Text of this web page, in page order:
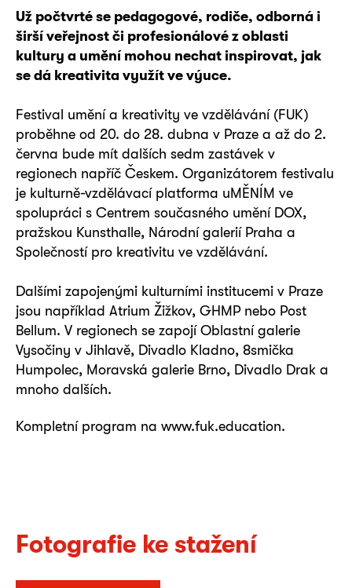
Už počtvrté se pedagogové, rodiče, odborná i
širší veřejnost či profesionálové z oblasti
kultury a umění mohou nechat inspirovat, jak
se dá kreativita využít ve výuce.
Festival umění a kreativity ve vzdělávání (FUK)
proběhne od 20. do 28. dubna v Praze a až do 2.
června bude mít dalších sedm zastávek v
regionech napříč Českem. Organizátorem festivalu
je kulturně-vzdělávací platforma uMĚNÍM ve
spolupráci s Centrem současného umění DOX,
pražskou Kunsthalle, Národní galerií Praha a
Společností pro kreativitu ve vzdělávání.
Dalšími zapojenými kulturními institucemi v Praze
jsou například Atrium Žižkov, GHMP nebo Post
Bellum. V regionech se zapojí Oblastní galerie
Vysočiny v Jihlavě, Divadlo Kladno, 8smička
Humpolec, Moravská galerie Brno, Divadlo Drak a
mnoho dalších.
Kompletní program na www.fuk.education.
Fotografie ke stažení